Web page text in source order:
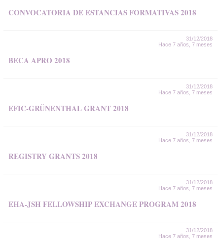
CONVOCATORIA DE ESTANCIAS FORMATIVAS 2018
31/12/2018
Hace 7 años, 7 meses
BECA APRO 2018
31/12/2018
Hace 7 años, 7 meses
EFIC-GRÜNENTHAL GRANT 2018
31/12/2018
Hace 7 años, 7 meses
REGISTRY GRANTS 2018
31/12/2018
Hace 7 años, 7 meses
EHA-JSH FELLOWSHIP EXCHANGE PROGRAM 2018
31/12/2018
Hace 7 años, 7 meses